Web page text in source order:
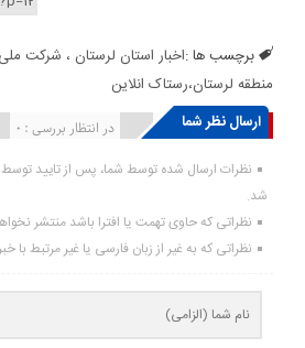
برچسب ها :اخبار استان لرستان ، شرکت
منطقه لرستان،رستاک انلاین
ارسال نظر شما
در انتظار بررسی : 0 انتشار یافته : ۰
نظرات ارسال شده توسط شما، پس از تایید
شد.
نظراتی که حاوی تهمت یا افترا باشد منتشر
نظراتی که به غیر از زبان فارسی یا غیر مرتبط